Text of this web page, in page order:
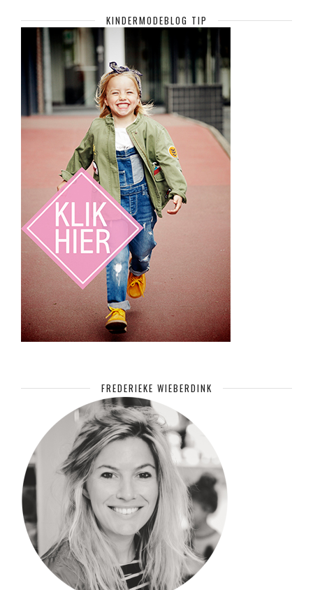
KINDERMODEBLOG TIP
FREDERIEKE WIEBERDINK